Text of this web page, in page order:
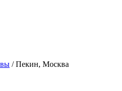
/ Пекин, Москва